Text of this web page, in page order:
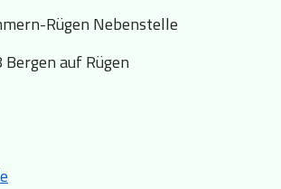
Rügen Nebenstelle
auf Rügen